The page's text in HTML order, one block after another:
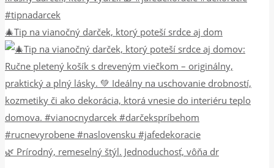
🎄Tip na vianočný darček, ktorý poteší srdce aj dom
🌿 Prírodný, remeselný štýl. Jednoduchosť, vôňa dr